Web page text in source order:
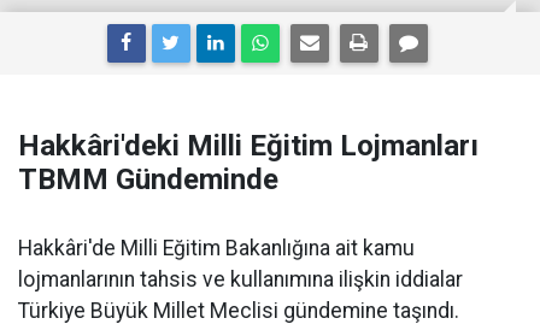
Hakkâri'deki Milli Eğitim Lojmanları
TBMM Gündeminde
Hakkâri'de Milli Eğitim Bakanlığına ait kamu
lojmanlarının tahsis ve kullanımına ilişkin iddialar
Türkiye Büyük Millet Meclisi gündemine taşındı.